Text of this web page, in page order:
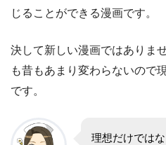
じることができる漫画です。
決して新しい漫画ではありま
も昔もあまり変わらないので
です。
理想だけでは